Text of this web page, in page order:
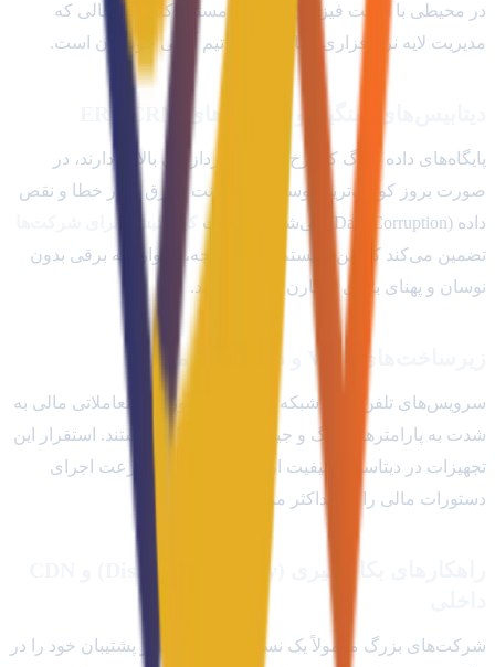
در محیطی با امنیت فیزیکی Tier 3/4 مستقر کنند، در حالی که
مدیریت لایه نرم‌افزاری تنها در دست تیم آی‌تی خودشان است.
دیتابیس‌های سنگین و سیستم‌های ERP/CRM
پایگاه‌های داده بزرگ که نرخ تراکنش پردازشی بالایی دارند، در
صورت بروز کوچک‌ترین نوسان در اینترنت یا برق دچار خطا و نقص
داده (Data Corruption) می‌شوند. خدمات
کولوکیشن برای شرکت‌ها
تضمین می‌کند که این سیستم‌های یکپارچه، همواره به برقی بدون
نوسان و پهنای باندی متقارن متصل باشند.
زیرساخت‌های VoIP و دیسپچینگ مالی
سرویس‌های تلفن تحت شبکه (VoIP) و سرورهای معاملاتی مالی به
شدت به پارامترهای پینگ و جیتر (Jitter) حساس هستند. استقرار این
تجهیزات در دیتاسنتر، کیفیت ارتباطات صوتی و سرعت اجرای
دستورات مالی را به حداکثر ممکن می‌رساند.
شرکت‌های بزرگ معمولاً یک نسخه از سخت‌افزار پشتیبان خود را در